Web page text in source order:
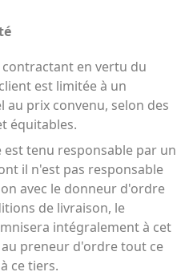
en vertu du
est limitée à un
prix convenu, selon des
équitables.
tenu responsable par un
il n'est pas responsable
avec le donneur d'ordre
de livraison, le
intégralement à cet
preneur d'ordre tout ce
ce tiers.